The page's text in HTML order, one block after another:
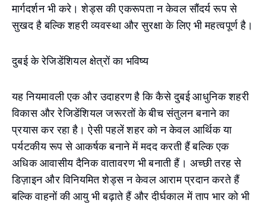
मार्गदर्शन भी करे। शेड्स की एकरूपता न केवल सौंदर्य रूप से
सुखद है बल्कि शहरी व्यवस्था और सुरक्षा के लिए भी महत्वपूर्ण है।
दुबई के रेजिडेंशियल क्षेत्रों का भविष्य
यह नियमावली एक और उदाहरण है कि कैसे दुबई आधुनिक शहरी
विकास और रेजिडेंशियल जरूरतों के बीच संतुलन बनाने का
प्रयास कर रहा है। ऐसी पहलें शहर को न केवल आर्थिक या
पर्यटकीय रूप से आकर्षक बनाने में मदद करती हैं बल्कि एक
अधिक आवासीय दैनिक वातावरण भी बनाती हैं। अच्छी तरह से
डिज़ाइन और विनियमित शेड्स न केवल आराम प्रदान करते हैं
बल्कि वाहनों की आयु भी बढ़ाते हैं और दीर्घकाल में ताप भार को भी